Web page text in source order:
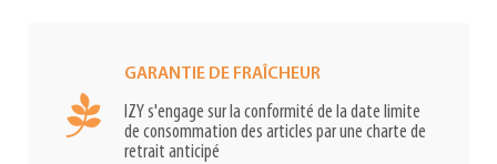
GARANTIE DE FRAÎCHEUR
IZY s'engage sur la conformité de la date limite
de consommation des articles par une charte de
retrait anticipé